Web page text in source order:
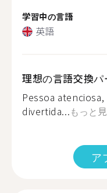
学習中の言語
英語
理想の言語交換
Pessoa
divertida...もっと
ア